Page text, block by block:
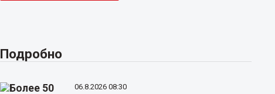
Подробно
06.8.2026 08:30